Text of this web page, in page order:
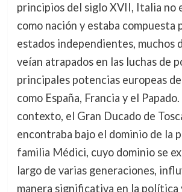
principios del siglo XVII, Italia no
como nación y estaba compuesta
estados independientes, muchos
veían atrapados en las luchas de
principales potencias europeas
como España, Francia y el
contexto, el Gran Ducado de
encontraba bajo el dominio de la
familia Médici, cuyo dominio se
largo de varias generaciones,
manera significativa en la política